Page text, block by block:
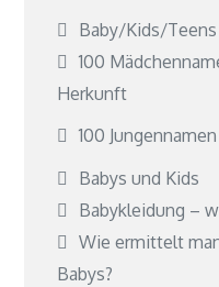
Baby/Kids/Teens
100
Herkunft
100
Babys und Kids
Babykleidung –
Wie ermittelt
Babys?